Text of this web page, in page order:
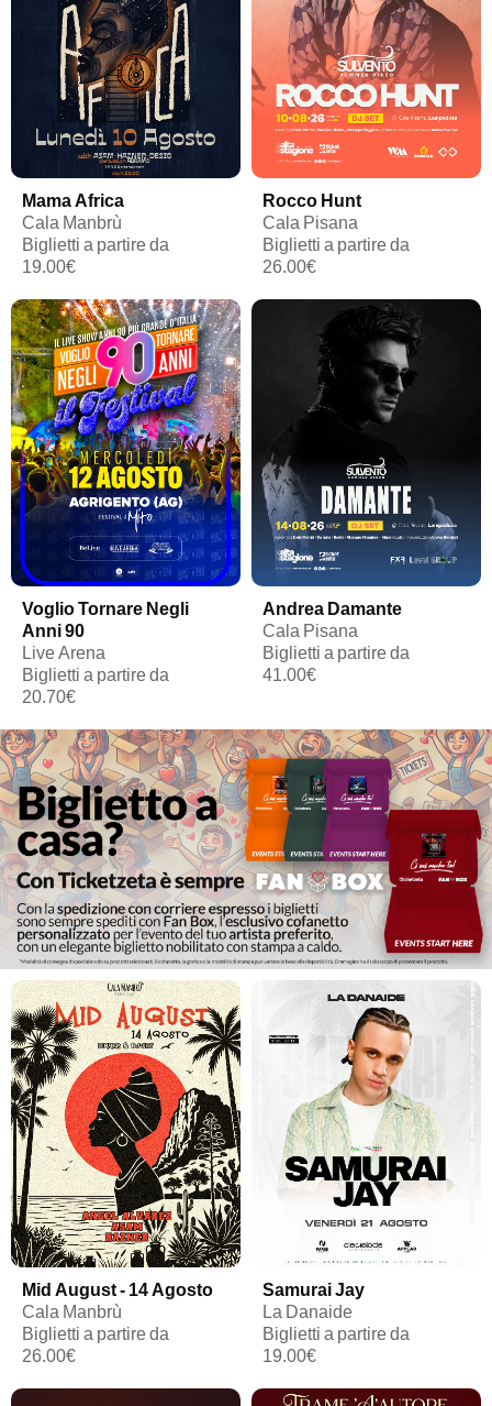
Mama Africa
Cala Manbrù
Biglietti a partire da
19.00€
Rocco Hunt
Cala Pisana
Biglietti a partire da
26.00€
Voglio Tornare Negli
Anni 90
Live Arena
Biglietti a partire da
20.70€
Andrea Damante
Cala Pisana
Biglietti a partire da
41.00€
Mid August - 14 Agosto
Cala Manbrù
Biglietti a partire da
26.00€
Samurai Jay
La Danaide
Biglietti a partire da
19.00€